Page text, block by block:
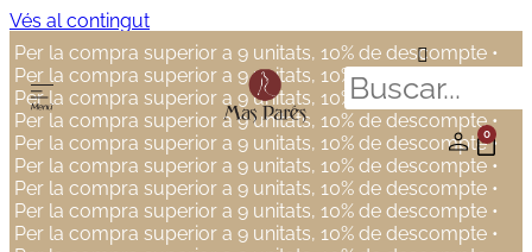
Vés al contingut
0
Per la compra superior a 9 unitats, 10% de descompte •
Per la compra superior a 9 unitats, 10% de descompte •
Per la compra superior a 9 unitats, 10% de descompte •
Per la compra superior a 9 unitats, 10% de descompte •
Per la compra superior a 9 unitats, 10% de descompte •
Per la compra superior a 9 unitats, 10% de descompte •
Per la compra superior a 9 unitats, 10% de descompte •
Per la compra superior a 9 unitats, 10% de descompte •
Per la compra superior a 9 unitats, 10% de descompte •